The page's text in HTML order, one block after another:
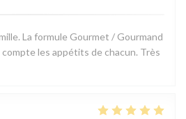
La formule Gourmet / Gourmand
les appétits de chacun. Très